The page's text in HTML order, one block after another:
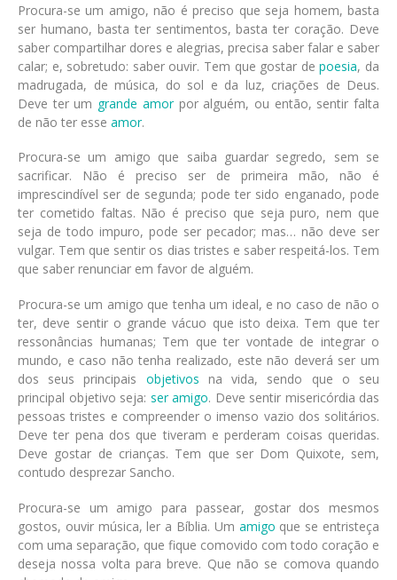
Procura-se um amigo, não é preciso que seja homem, basta
ser humano, basta ter sentimentos, basta ter coração. Deve
saber compartilhar dores e alegrias, precisa saber falar e saber
calar; e, sobretudo: saber ouvir. Tem que gostar depoesia, da
madrugada, de música, do sol e da luz, criações de Deus.
Deve ter um grande amorpor alguém, ou então, sentir falta
de não ter esse amor.
Procura-se um amigo que saiba guardar segredo, sem se
sacrificar. Não é preciso ser de primeira mão, não é
imprescindível ser de segunda; pode ter sido enganado, pode
ter cometido faltas. Não é preciso que seja puro, nem que
seja de todo impuro, pode ser pecador; mas… não deve ser
vulgar. Tem que sentir os dias tristes e saber respeitá-los. Tem
que saber renunciar em favor de alguém.
Procura-se um amigo que tenha um ideal, e no caso de não o
ter, deve sentir o grande vácuo que isto deixa. Tem que ter
ressonâncias humanas; Tem que ter vontade de integrar o
mundo, e caso não tenha realizado, este não deverá ser um
dos seus principais objetivos na vida, sendo que o seu
principal objetivo seja: ser amigo. Deve sentir misericórdia das
pessoas tristes e compreender o imenso vazio dos solitários.
Deve ter pena dos que tiveram e perderam coisas queridas.
Deve gostar de crianças. Tem que ser Dom Quixote, sem,
contudo desprezar Sancho.
Procura-se um amigo para passear, gostar dos mesmos
gostos, ouvir música, ler a Bíblia. Um amigo que se entristeça
com uma separação, que fique comovido com todo coração e
deseja nossa volta para breve. Que não se comova quando